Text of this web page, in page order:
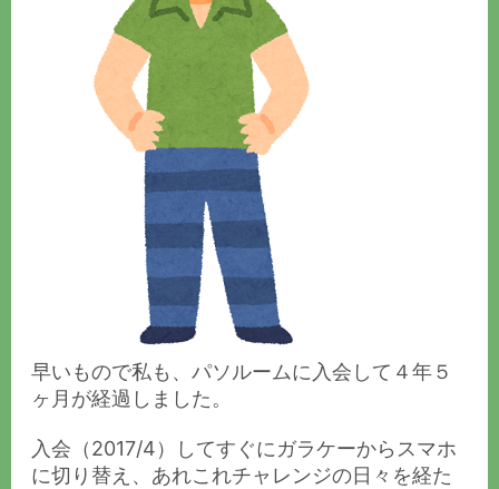
早いもので私も、パソルームに入会して４年５
ヶ月が経過しました。
入会（2017/4）してすぐにガラケーからスマホ
に切り替え、あれこれチャレンジの日々を経た